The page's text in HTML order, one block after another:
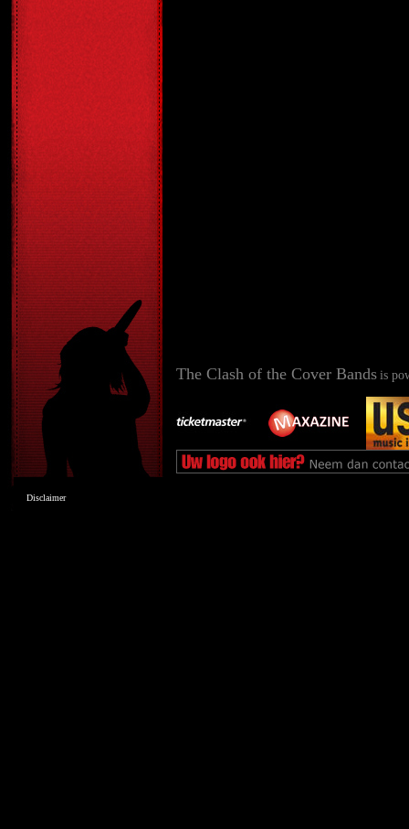
The Clash of the Cover Bands is
Disclaimer